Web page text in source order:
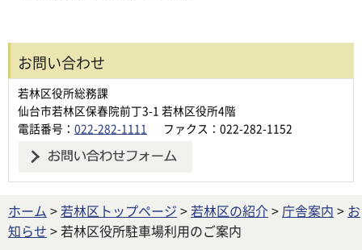
お問い合わせ
若林区役所総務課
仙台市若林区保春院前丁3-1 若林区役所4階
電話番号： 022-282-1111 ファクス：022-282-1152
ホーム >若林区トップページ >若林区の紹介> 庁舎案内 > お
知らせ > 若林区役所駐車場利用のご案内